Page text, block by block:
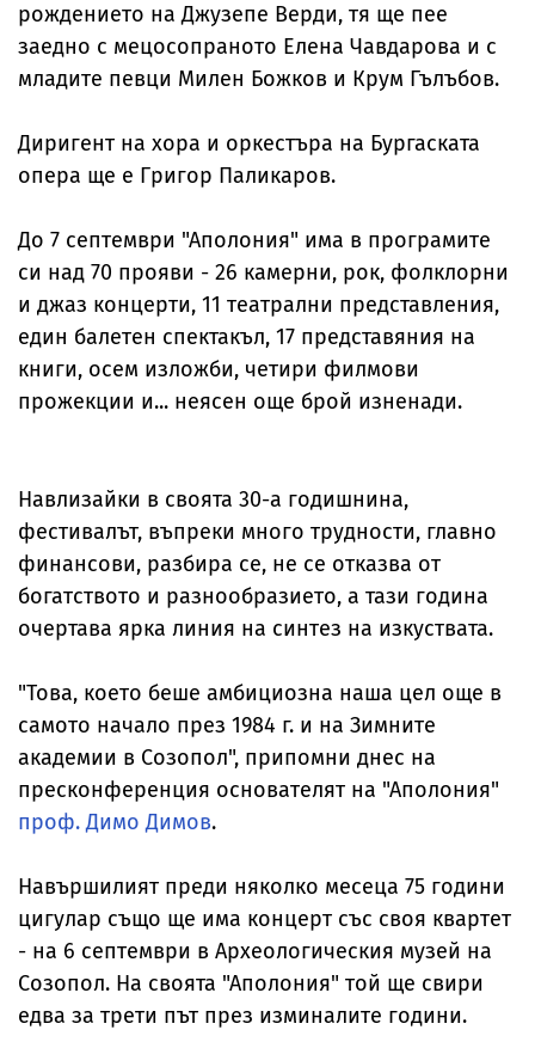
рождението на Джузепе Верди, тя ще пее
заедно с мецосопраното Елена Чавдарова и с
младите певци Милен Божков и Крум Гълъбов.
Диригент на хора и оркестъра на Бургаската
опера ще е Григор Паликаров.
До 7 септември "Аполония" има в програмите
си над 70 прояви - 26 камерни, рок, фолклорни
и джаз концерти, 11 театрални представления,
един балетен спектакъл, 17 представяния на
книги, осем изложби, четири филмови
прожекции и... неясен още брой изненади.
Навлизайки в своята 30-а годишнина,
фестивалът, въпреки много трудности, главно
финансови, разбира се, не се отказва от
богатството и разнообразието, а тази година
очертава ярка линия на синтез на изкуствата.
"Това, което беше амбициозна наша цел още в
самото начало през 1984 г. и на Зимните
академии в Созопол", припомни днес на
пресконференция основателят на "Аполония"
проф. Димо Димов.
Навършилият преди няколко месеца 75 години
цигулар също ще има концерт със своя квартет
- на 6 септември в Археологическия музей на
Созопол. На своята "Аполония" той ще свири
едва за трети път през изминалите години.